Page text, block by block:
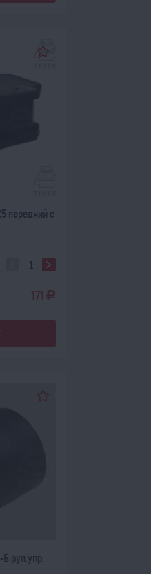
передний с
171 a
рул.упр.